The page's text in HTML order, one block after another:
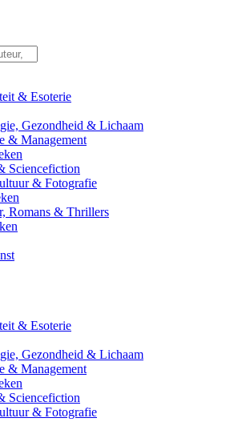
& Esoterie
Gezondheid & Lichaam
& Management
Sciencefiction
& Fotografie
Romans & Thrillers
& Esoterie
Gezondheid & Lichaam
& Management
Sciencefiction
& Fotografie